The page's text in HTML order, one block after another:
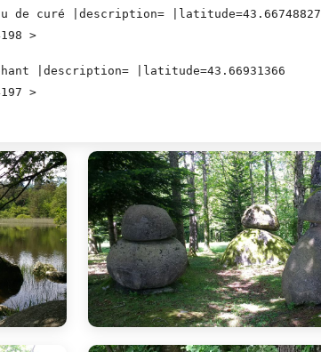
de curé |description= |latitude=43.66748827
>
|description= |latitude=43.66931366
>